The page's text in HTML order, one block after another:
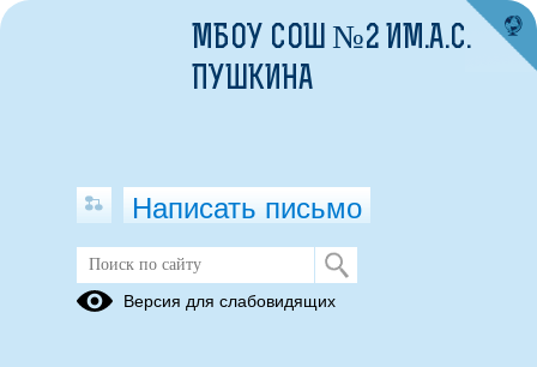
Реализация проекта
МБОУ СОШ №2 ИМ.А.С.
ПУШКИНА
Написать письмо
Версия для слабовидящих